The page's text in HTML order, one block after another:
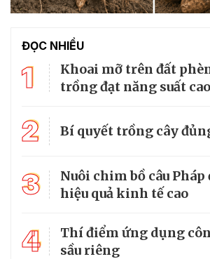
ĐỌC NHIỀU
1
Khoai mỡ trên đất
trồng đạt năng suất cao
2 Bí quyết trồng cây
3
Nuôi chim bồ câu Pháp
hiệu quả kinh tế cao
4
Thí điểm ứng dụng
sầu riêng